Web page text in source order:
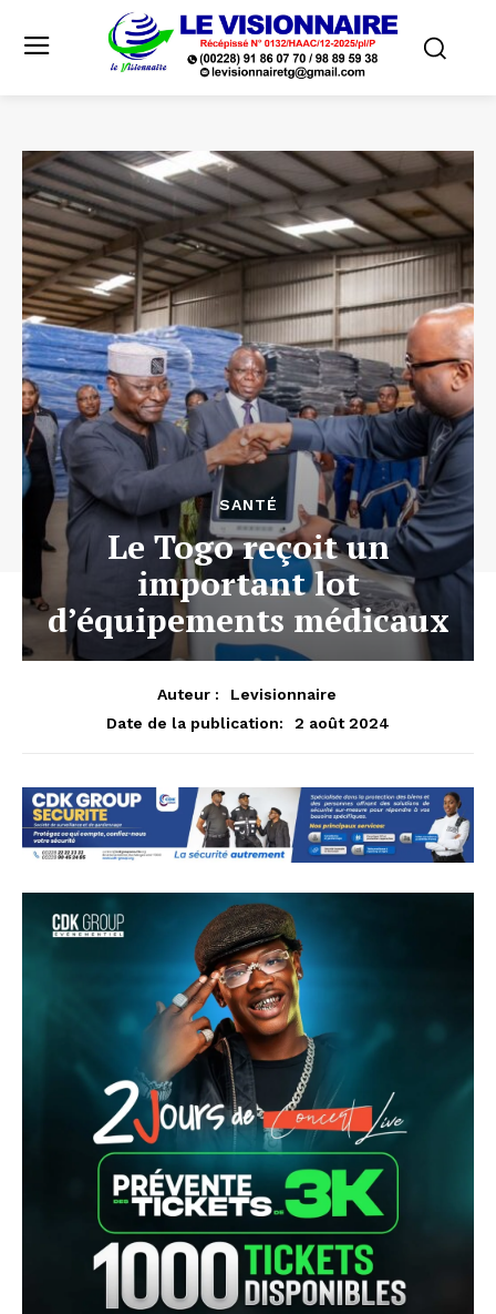
SANTÉ
Le Togo reçoit un
important lot
d’équipements médicaux
Auteur :
Levisionnaire
Date de la publication:
2 août 2024